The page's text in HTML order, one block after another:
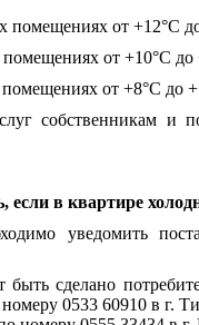
помещениях от +12°С
помещениях от +10°С до
помещениях от +8°С до
собственникам и
если в квартире
уведомить
сделано
0533 60910 в г.